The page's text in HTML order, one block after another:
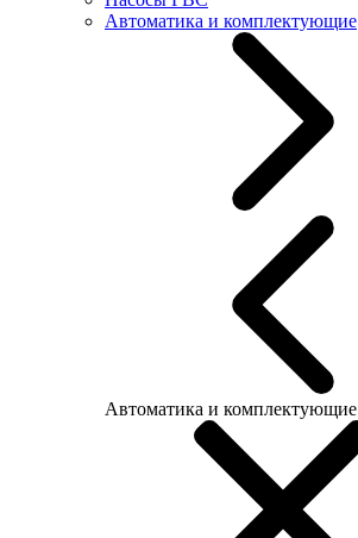
Автоматика и комплектующие
Автоматика и комплектующие